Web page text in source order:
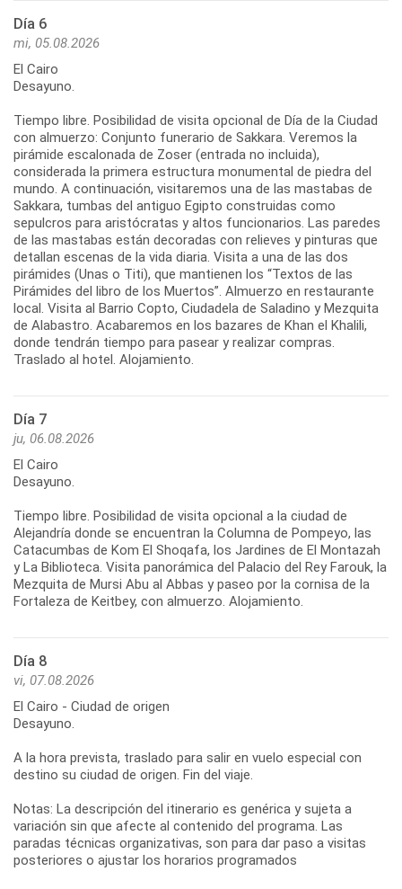
Día 6
mi, 05.08.2026
El Cairo
Desayuno.
Tiempo libre. Posibilidad de visita opcional de Día de la Ciudad
con almuerzo: Conjunto funerario de Sakkara. Veremos la
pirámide escalonada de Zoser (entrada no incluida),
considerada la primera estructura monumental de piedra del
mundo. A continuación, visitaremos una de las mastabas de
Sakkara, tumbas del antiguo Egipto construidas como
sepulcros para aristócratas y altos funcionarios. Las paredes
de las mastabas están decoradas con relieves y pinturas que
detallan escenas de la vida diaria. Visita a una de las dos
pirámides (Unas o Titi), que mantienen los “Textos de las
Pirámides del libro de los Muertos”. Almuerzo en restaurante
local. Visita al Barrio Copto, Ciudadela de Saladino y Mezquita
de Alabastro. Acabaremos en los bazares de Khan el Khalili,
donde tendrán tiempo para pasear y realizar compras.
Traslado al hotel. Alojamiento.
Día 7
ju, 06.08.2026
El Cairo
Desayuno.
Tiempo libre. Posibilidad de visita opcional a la ciudad de
Alejandría donde se encuentran la Columna de Pompeyo, las
Catacumbas de Kom El Shoqafa, los Jardines de El Montazah
y La Biblioteca. Visita panorámica del Palacio del Rey Farouk, la
Mezquita de Mursi Abu al Abbas y paseo por la cornisa de la
Fortaleza de Keitbey, con almuerzo. Alojamiento.
Día 8
vi, 07.08.2026
El Cairo - Ciudad de origen
Desayuno.
A la hora prevista, traslado para salir en vuelo especial con
destino su ciudad de origen. Fin del viaje.
Notas: La descripción del itinerario es genérica y sujeta a
variación sin que afecte al contenido del programa. Las
paradas técnicas organizativas, son para dar paso a visitas
posteriores o ajustar los horarios programados